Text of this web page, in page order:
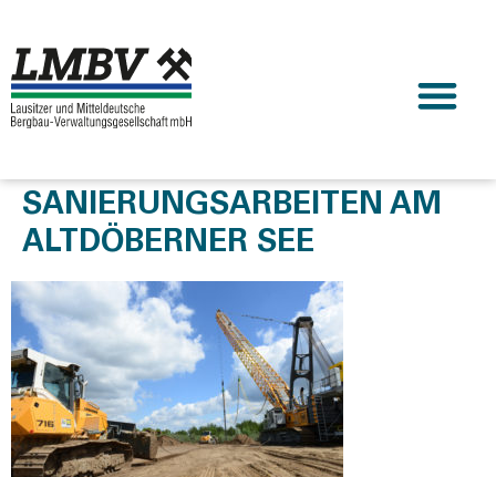
SANIERUNGSARBEITEN AM
ALTDÖBERNER SEE